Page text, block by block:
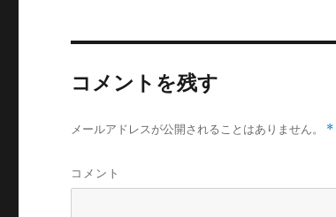
コメントを残す
メールアドレスが公開されることはありません。 *
コメント